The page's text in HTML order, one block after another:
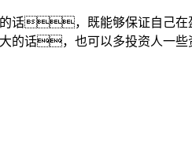
话，既能够保证自己
话，也可以多投资人一些